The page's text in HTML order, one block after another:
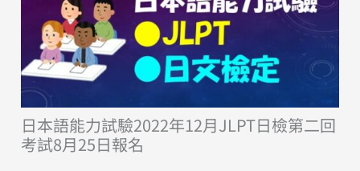
日本語能力試驗2022年12月JLPT日檢第二回
考試8月25日報名